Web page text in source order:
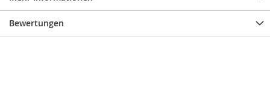
Bewertungen